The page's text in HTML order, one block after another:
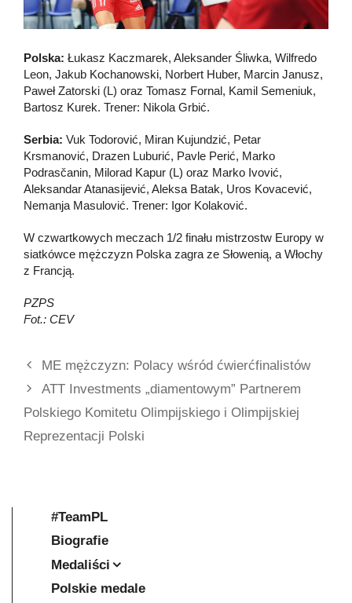
Polska: Łukasz Kaczmarek, Aleksander Śliwka, Wilfredo
Leon, Jakub Kochanowski, Norbert Huber, Marcin Janusz,
Paweł Zatorski (L) oraz Tomasz Fornal, Kamil Semeniuk,
Bartosz Kurek. Trener: Nikola Grbić.
Serbia: Vuk Todorović, Miran Kujundzić, Petar
Krsmanović, Drazen Luburić, Pavle Perić, Marko
Podrasčanin, Milorad Kapur (L) oraz Marko Ivović,
Aleksandar Atanasijević, Aleksa Batak, Uros Kovacević,
Nemanja Masulović. Trener: Igor Kolaković.
W czwartkowych meczach 1/2 finału mistrzostw Europy w
siatkówce mężczyzn Polska zagra ze Słowenią, a Włochy
z Francją.
PZPS
Fot.: CEV
ME mężczyzn: Polacy wśród ćwierćfinalistów
ATT Investments „diamentowym” Partnerem
Polskiego Komitetu Olimpijskiego i Olimpijskiej
Reprezentacji Polski
#TeamPL
Biografie
Medaliści
Polskie medale